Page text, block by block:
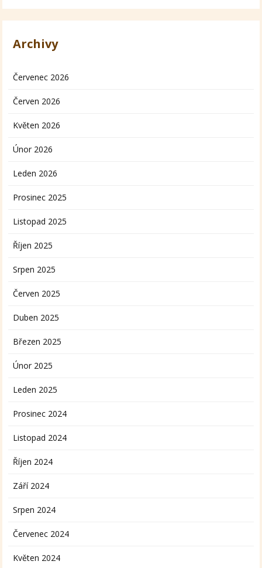
Archivy
Červenec 2026
Červen 2026
Květen 2026
Únor 2026
Leden 2026
Prosinec 2025
Listopad 2025
Říjen 2025
Srpen 2025
Červen 2025
Duben 2025
Březen 2025
Únor 2025
Leden 2025
Prosinec 2024
Listopad 2024
Říjen 2024
Září 2024
Srpen 2024
Červenec 2024
Květen 2024